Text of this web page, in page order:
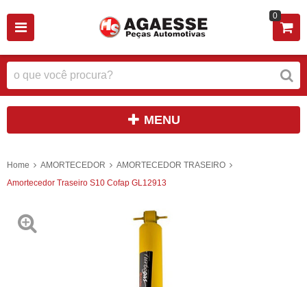
0
MENU
Home AMORTECEDOR
AMORTECEDOR TRASEIRO
Amortecedor Traseiro S10 Cofap GL12913